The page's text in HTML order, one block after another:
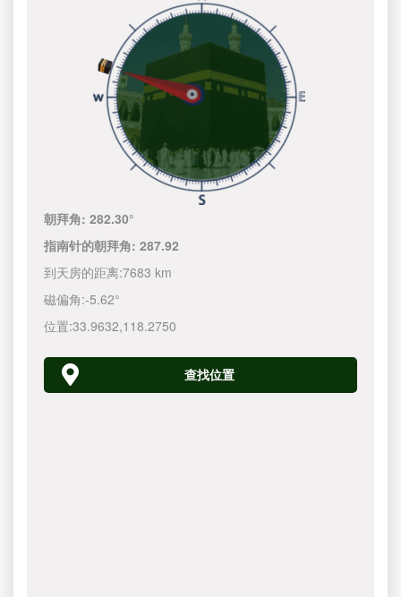
朝拜角:282.30°
指南针的朝拜角:287.92
到天房的距离:7683 km
磁偏角:-5.62°
位置:33.9632,118.2750
查找位置